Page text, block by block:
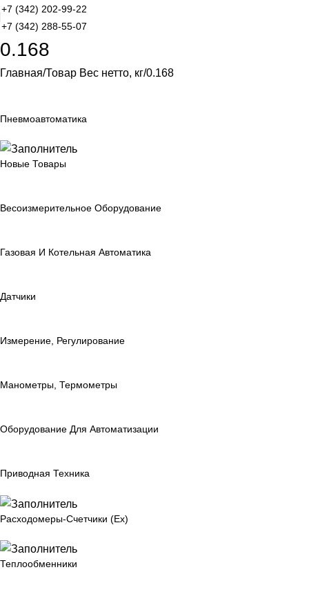
+7 (342) 202-99-22
+7 (342) 288-55-07
0.168
Главная Товар Вес нетто, кг 0.168
Пневмоавтоматика
Новые Товары
Весоизмерительное Оборудование
Газовая И Котельная Автоматика
Датчики
Измерение, Регулирование
Манометры, Термометры
Оборудование Для Автоматизации
Приводная Техника
Расходомеры-Счетчики (Ex)
Теплообменники